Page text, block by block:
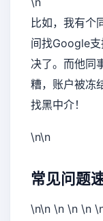
比如，我有个
间找Google
决了。而他同
糟，账户被冻
找黑中介！
\n\n
常见问题
\n\n \n \n \n